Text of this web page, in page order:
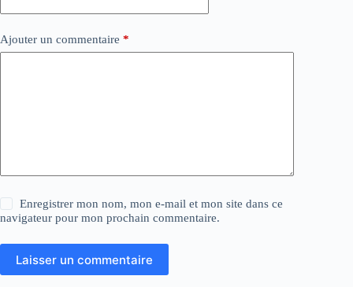
Ajouter un commentaire *
Enregistrer mon nom, mon e-mail et mon site dans ce
navigateur pour mon prochain commentaire.
Laisser un commentaire